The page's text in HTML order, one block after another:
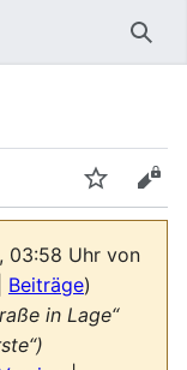
03:58 Uhr von
Beiträge)
in Lage“